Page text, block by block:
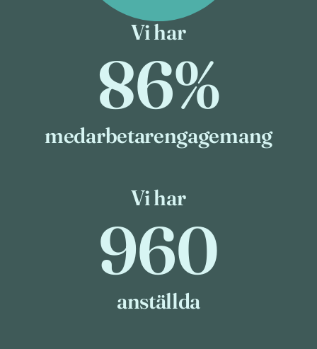
Vi har
86%
medarbetarengagemang
Vi har
960
960
anställda